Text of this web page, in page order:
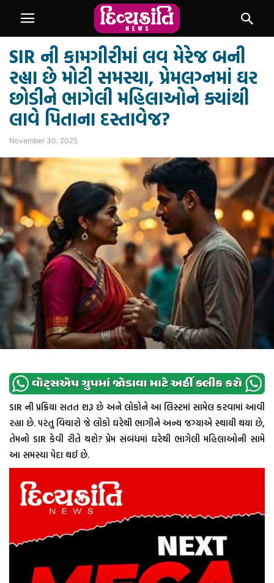
SIR ની કામગીરીમાં લવ મેરેજ બની
રહ્યા છે મોટી સમસ્યા, પ્રેમલગ્નમાં ઘર
છોડીને ભાગેલી મહિલાઓને ક્યાંથી
લાવે પિતાના દસ્તાવેજ?
November 30, 2025
SIR ની પ્રક્રિયા સતત શરૂ છે અને લોકોને આ લિસ્ટમાં સામેલ કરવામાં આવી
રહ્યા છે. પરંતુ વિચારો જે લોકો ઘરેથી ભાગીને અન્ય જગ્યાએ સ્થાયી થયા છે,
તેમનો SIR કેવી રીતે થશે? પ્રેમ સંબંધમાં ઘરેથી ભાગેલી મહિલાઓની સામે
આ સમસ્યા પેદા થઈ છે.